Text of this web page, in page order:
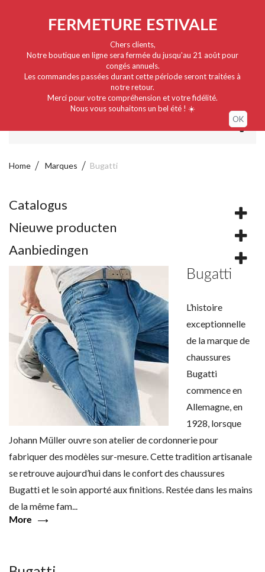
FERMETURE ESTIVALE
Chers clients,
Notre boutique en ligne sera fermée du jusqu'au 21 août pour
congés annuels.
Les commandes passées durant cette période seront traitées à
notre retour.
Merci pour votre compréhension et votre fidélité.
Nous vous souhaitons un bel été ! ☀️
OK
Home Marques Bugatti
Catalogus
Nieuwe producten
Aanbiedingen
Bugatti
L’histoire
exceptionnelle
de la marque de
chaussures
Bugatti
commence en
Allemagne, en
1928, lorsque
Johann Müller ouvre son atelier de cordonnerie pour
fabriquer des modèles sur-mesure. Cette tradition artisanale
se retrouve aujourd’hui dans le confort des chaussures
Bugatti et le soin apporté aux finitions. Restée dans les mains
de la même fam...
More